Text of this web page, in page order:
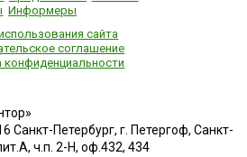
Информеры
сайта
соглашение
конфиденциальности
Санкт-Петербург, г. Петергоф, Санкт-
ч.п. 2-Н, оф.432, 434